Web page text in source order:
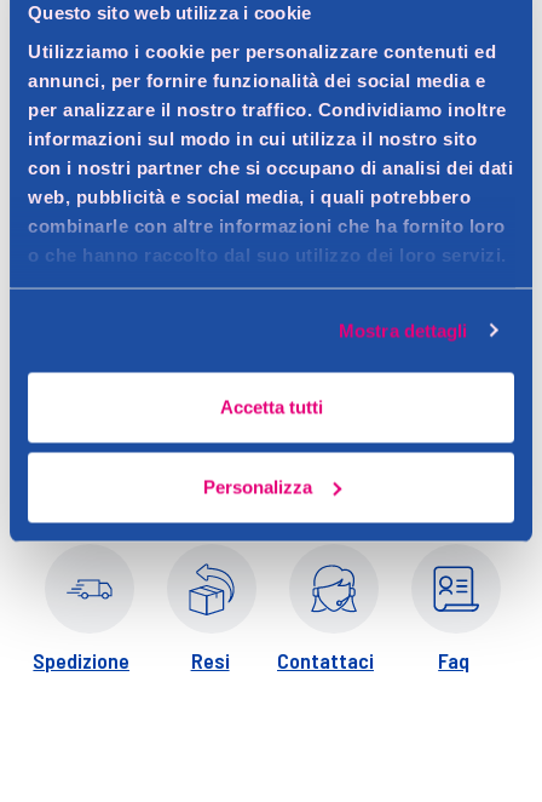
Questo sito web utilizza i cookie
Utilizziamo i cookie per personalizzare contenuti ed
annunci, per fornire funzionalità dei social media e
per analizzare il nostro traffico. Condividiamo inoltre
informazioni sul modo in cui utilizza il nostro sito
con i nostri partner che si occupano di analisi dei dati
web, pubblicità e social media, i quali potrebbero
combinarle con altre informazioni che ha fornito loro
o che hanno raccolto dal suo utilizzo dei loro servizi.
Mostra dettagli
Accetta tutti
Personalizza
Dettagli prodotto
Descrizione
Crea un volume XXL, aggiungi colore ed effetto metallico con il
Il mascara metallizzato enfatizza i tuoi occhi e si abbina
perfettamente a ogni trucco. Il pennello in silicone garantisce
un volume XXL e crea un effetto occhi da bambola alla moda. Il
casual, da festa o trucco artistico. Il mascara nutre e rinforza
intensamente le ciglia grazie alla sua formula. Il mascara a
lunga tenuta senza grumi, sbavature, sbriciolamenti non si
secca a lungo in un flacone. Usalo separatamente o abbinalo al
Spedizione Resi Contattaci Faq